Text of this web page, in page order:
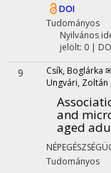
DOI
Tudományos
Nyilvános
jelölt: 0 |
9 Csík, Boglárka
Ungvári, Zoltán
and
aged
Tudományos